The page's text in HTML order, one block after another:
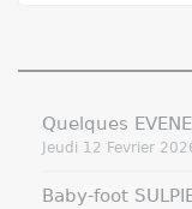
Quelques
Jeudi 12 Fevrier
Baby-foot